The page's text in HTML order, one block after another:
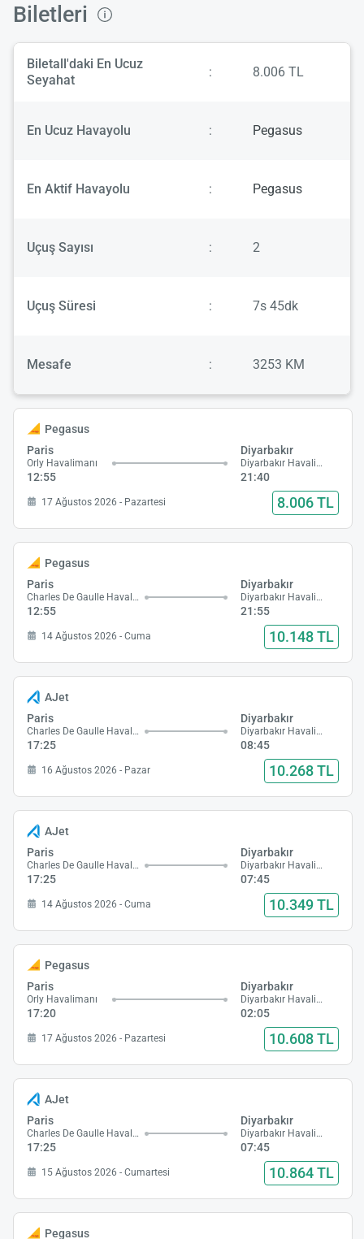
Biletleri
Biletall'daki En Ucuz
Seyahat
: 8.006 TL
En Ucuz Havayolu : Pegasus
En Aktif Havayolu : Pegasus
Uçuş Sayısı : 2
Uçuş Süresi : 7s 45dk
Mesafe : 3253 KM
Pegasus
Paris
Orly Havalimanı
12:55
Diyarbakır
Diyarbakır Havalimanı
21:40
17 Ağustos 2026 - Pazartesi 8.006 TL
Pegasus
Paris
Charles De Gaulle Havalimanı
12:55
Diyarbakır
Diyarbakır Havalimanı
21:55
14 Ağustos 2026 - Cuma 10.148 TL
AJet
Paris
Charles De Gaulle Havalimanı
17:25
Diyarbakır
Diyarbakır Havalimanı
08:45
16 Ağustos 2026 - Pazar 10.268 TL
AJet
Paris
Charles De Gaulle Havalimanı
17:25
Diyarbakır
Diyarbakır Havalimanı
07:45
14 Ağustos 2026 - Cuma 10.349 TL
Pegasus
Paris
Orly Havalimanı
17:20
Diyarbakır
Diyarbakır Havalimanı
02:05
17 Ağustos 2026 - Pazartesi 10.608 TL
AJet
Paris
Charles De Gaulle Havalimanı
17:25
Diyarbakır
Diyarbakır Havalimanı
07:45
15 Ağustos 2026 - Cumartesi 10.864 TL
Pegasus